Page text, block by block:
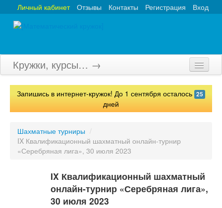
Вход
Регистрация
Контакты
Отзывы
Личный кабинет
Кружки, курсы… →
Главная
Олимпиады
Конкурсы
Вебинары
Запишись в интернет-кружок! До 1 сентября осталось 25
дней
Шахматные турниры /
IX Квалификационный шахматный онлайн-турнир
«Серебряная лига», 30 июля 2023
IX Квалификационный шахматный
онлайн-турнир «Серебряная лига»,
30 июля 2023